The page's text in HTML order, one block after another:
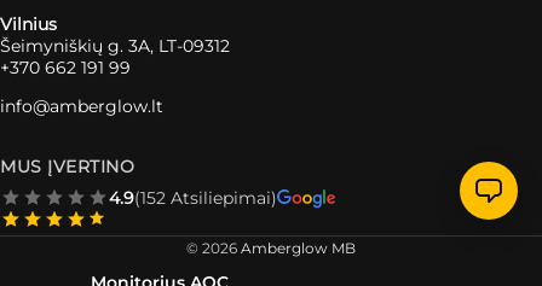
Vilnius
Šeimyniškių g. 3A, LT-09312
+370 662 191 99
info@amberglow.lt
MUS ĮVERTINO
4.9(152 Atsiliepimai)
© 2026 Amberglow MB